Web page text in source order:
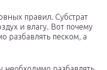
правил. Субстрат
и влагу. Вот почему
разбавлять песком, а